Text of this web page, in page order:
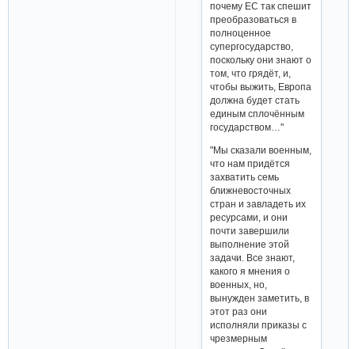
почему ЕС так спешит
преобразоваться в
полноценное
супергосударство,
поскольку они знают о
том, что грядёт, и,
чтобы выжить, Европа
должна будет стать
единым сплочённым
государством…"
"Мы сказали военным,
что нам придётся
захватить семь
ближневосточных
стран и завладеть их
ресурсами, и они
почти завершили
выполнение этой
задачи. Все знают,
какого я мнения о
военных, но,
вынужден заметить, в
этот раз они
исполняли приказы с
чрезмерным